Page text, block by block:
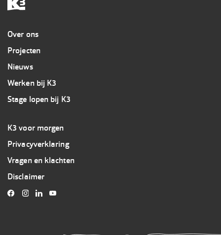
Overig
Over ons
Projecten
Nieuws
Werken bij K3
Stage lopen bij K3
Footer
3
K3
K3 voor morgen
Privacyverklaring
Vragen en klachten
Disclaimer